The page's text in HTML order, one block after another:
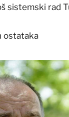
sistemski rad
ostataka